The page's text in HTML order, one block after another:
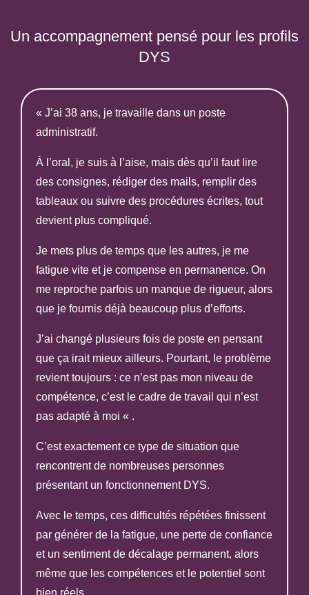
Un accompagnement pensé pour les profils
DYS
« J’ai 38 ans, je travaille dans un poste
administratif.
À l’oral, je suis à l’aise, mais dès qu’il faut lire
des consignes, rédiger des mails, remplir des
tableaux ou suivre des procédures écrites, tout
devient plus compliqué.
Je mets plus de temps que les autres, je me
fatigue vite et je compense en permanence. On
me reproche parfois un manque de rigueur, alors
que je fournis déjà beaucoup plus d’efforts.
J’ai changé plusieurs fois de poste en pensant
que ça irait mieux ailleurs. Pourtant, le problème
revient toujours : ce n’est pas mon niveau de
compétence, c’est le cadre de travail qui n’est
pas adapté à moi « .
C’est exactement ce type de situation que
rencontrent de nombreuses personnes
présentant un fonctionnement DYS.
Avec le temps, ces difficultés répétées finissent
par générer de la fatigue, une perte de confiance
et un sentiment de décalage permanent, alors
même que les compétences et le potentiel sont
bien réels.